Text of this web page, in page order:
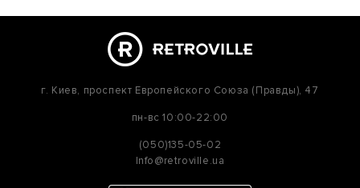
г. Киев, проспект Европейского Союза (Правды), 47
пн-вс 10:00-22:00
(050)135-05-02
Info@retroville.ua